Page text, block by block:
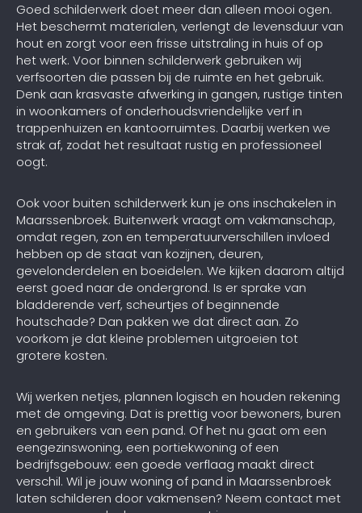
Goed schilderwerk doet meer dan alleen mooi ogen.
Het beschermt materialen, verlengt de levensduur van
hout en zorgt voor een frisse uitstraling in huis of op
het werk. Voor binnen schilderwerk gebruiken wij
verfsoorten die passen bij de ruimte en het gebruik.
Denk aan krasvaste afwerking in gangen, rustige tinten
in woonkamers of onderhoudsvriendelijke verf in
trappenhuizen en kantoorruimtes. Daarbij werken we
strak af, zodat het resultaat rustig en professioneel
oogt.
Ook voor buiten schilderwerk kun je ons inschakelen in
Maarssenbroek. Buitenwerk vraagt om vakmanschap,
omdat regen, zon en temperatuurverschillen invloed
hebben op de staat van kozijnen, deuren,
gevelonderdelen en boeidelen. We kijken daarom altijd
eerst goed naar de ondergrond. Is er sprake van
bladderende verf, scheurtjes of beginnende
houtschade? Dan pakken we dat direct aan. Zo
voorkom je dat kleine problemen uitgroeien tot
grotere kosten.
Wij werken netjes, plannen logisch en houden rekening
met de omgeving. Dat is prettig voor bewoners, buren
en gebruikers van een pand. Of het nu gaat om een
eengezinswoning, een portiekwoning of een
bedrijfsgebouw: een goede verflaag maakt direct
verschil. Wil je jouw woning of pand in Maarssenbroek
laten schilderen door vakmensen? Neem contact met